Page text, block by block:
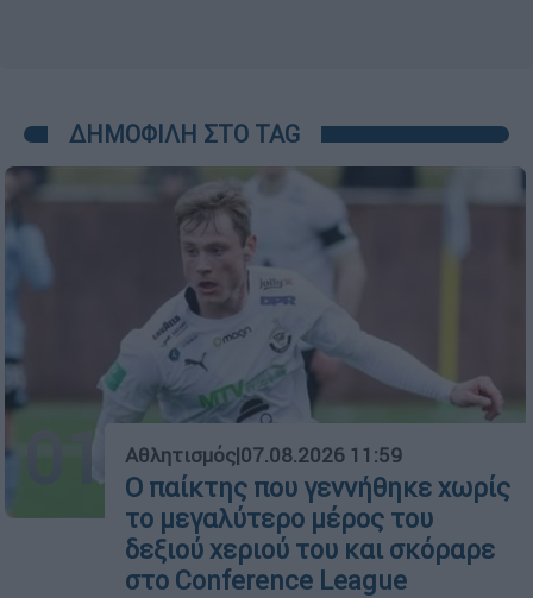
ΔΗΜΟΦΙΛΗ ΣΤΟ TAG
01 Αθλητισμός|07.08.2026 11:59
Ο παίκτης που γεννήθηκε χωρίς
το μεγαλύτερο μέρος του
δεξιού χεριού του και σκόραρε
στο Conference League